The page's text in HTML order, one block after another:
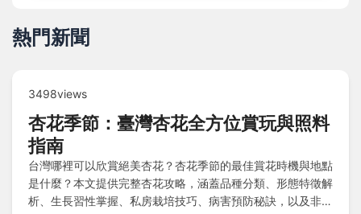
熱門新聞
3498views
杏花季節：臺灣杏花全方位賞玩與照料
指南
台灣哪裡可以欣賞絕美杏花？杏花季節的最佳賞花時機與地點
是什麼？本文提供完整杏花攻略，涵蓋品種分類、形態特徵解
析、生長習性掌握、私房栽培技巧、病害預防秘訣，以及非官